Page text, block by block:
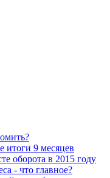
итоги 9 месяцев
оборота в 2015 году
- что главное?